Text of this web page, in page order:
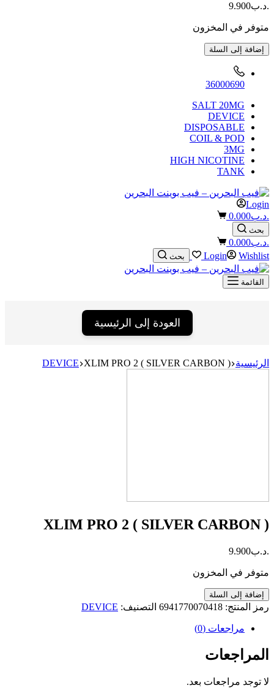
.د.ب9.900
متوفر في المخزون
كمية
XLIM
PRO
SILVER
CARBON
إضافة إلى السلة
36000690
SALT 20MG
DEVICE
DISPOSABLE
COIL & POD
3MG
HIGH NICOTINE
TANK
Login
Shopping
cart
.د.ب0.000
بحث
Shopping
cart
.د.ب0.000
Login
Wishlist بحث
القائمة
العودة إلى الرئيسية
الرئيسية DEVICE XLIM PRO 2 ( SILVER CARBON )
XLIM PRO 2 ( SILVER CARBON )
.د.ب9.900
متوفر في المخزون
كمية
XLIM
PRO
SILVER
CARBON
إضافة إلى السلة
رمز المنتج: 6941770070418 التصنيف: DEVICE
مراجعات (0)
المراجعات
لا توجد مراجعات بعد.